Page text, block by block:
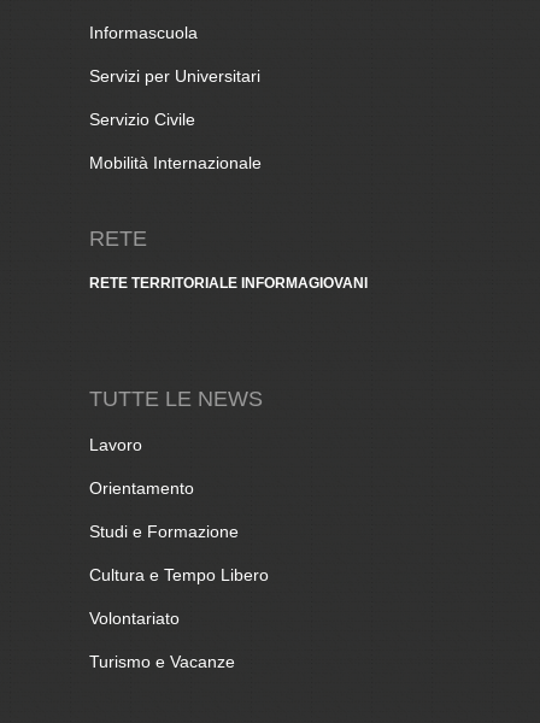
Informascuola
Servizi per Universitari
Servizio Civile
Mobilità Internazionale
RETE
RETE TERRITORIALE INFORMAGIOVANI
TUTTE LE NEWS
Lavoro
Orientamento
Studi e Formazione
Cultura e Tempo Libero
Volontariato
Turismo e Vacanze